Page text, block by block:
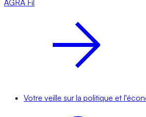
AGRA Fil
Votre veille sur la politique et